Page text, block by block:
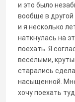
и это было
вообще в
и я несколько
наткнулась на
поехать. Я
весёлыми,
старались
насыщенной.
хочу поехать